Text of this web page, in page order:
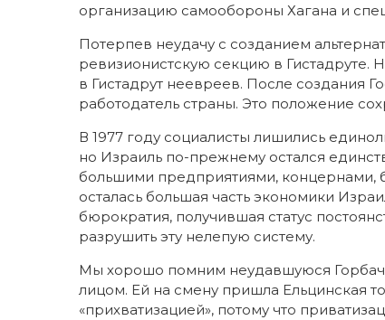
организацию самообороны Хагана и
Потерпев неудачу с созданием
ревизионистскую секцию в
в Гистадрут неевреев. После создания
работодатель страны. Это положение
В 1977 году социалисты лишились
но Израиль по-прежнему остался
большими предприятиями, концернами,
осталась большая часть экономики
бюрократия, получившая статус
разрушить эту нелепую систему.
Мы хорошо помним неудавшуюся
лицом. Ей на смену пришла Ельцинская
«прихватизацией», потому что